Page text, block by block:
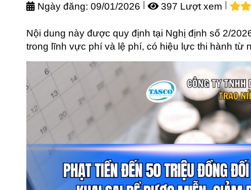
Ngày đăng: 09/01/2026 397 Lượt xem
Nội dung này được quy định tại Nghị định số 2/
trong lĩnh vực phí và lệ phí, có hiệu lực thi hành từ